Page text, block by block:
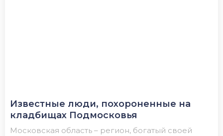
Известные люди, похороненные на
кладбищах Подмосковья
Московская область – регион, богатый своей